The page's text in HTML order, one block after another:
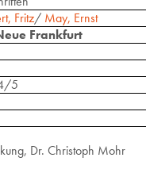
Fritz/ May, Ernst
Frankfurt
5
Dr. Christoph Mohr